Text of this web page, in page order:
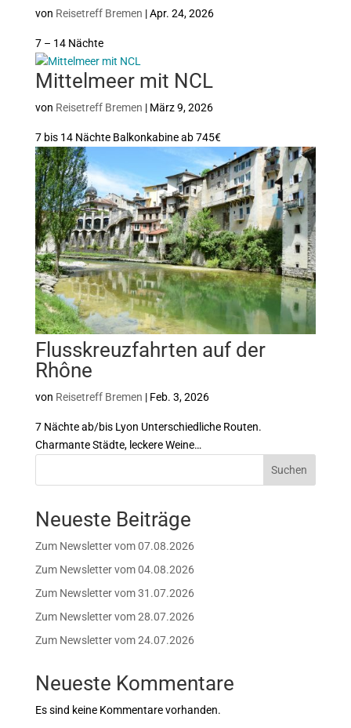
von Reisetreff Bremen |Apr. 24, 2026
7 – 14 Nächte
Mittelmeer mit NCL
von Reisetreff Bremen | März 9, 2026
7 bis 14 Nächte Balkonkabine ab 745€
Flusskreuzfahrten auf der
Rhône
von Reisetreff Bremen | Feb. 3, 2026
7 Nächte ab/bis Lyon Unterschiedliche Routen.
Charmante Städte, leckere Weine…
Suchen
Neueste Beiträge
Zum Newsletter vom 07.08.2026
Zum Newsletter vom 04.08.2026
Zum Newsletter vom 31.07.2026
Zum Newsletter vom 28.07.2026
Zum Newsletter vom 24.07.2026
Neueste Kommentare
Es sind keine Kommentare vorhanden.